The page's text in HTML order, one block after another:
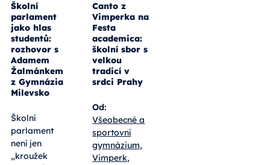
Školní
parlament
jako hlas
studentů:
rozhovor s
Adamem
Žalmánkem
z Gymnázia
Milevsko
Školní
parlament
není jen
„kroužek
Canto z
Vimperka na
Festa
academica:
školní sbor s
velkou
tradicí v
srdci Prahy
Od:
Všeobecné a
sportovní
gymnázium,
Vimperk,